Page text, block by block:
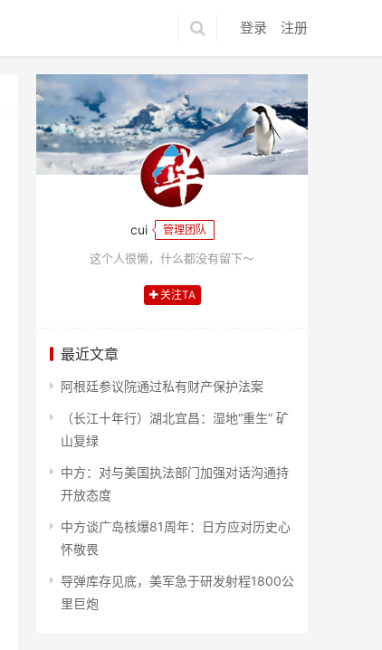
登录 注册
cui 管理团队
这个人很懒，什么都没有留下～
关注TA
最近文章
阿根廷参议院通过私有财产保护法案
（长江十年行）湖北宜昌：湿地“重生” 矿
山复绿
中方：对与美国执法部门加强对话沟通持
开放态度
中方谈广岛核爆81周年：日方应对历史心
怀敬畏
导弹库存见底，美军急于研发射程1800公
里巨炮